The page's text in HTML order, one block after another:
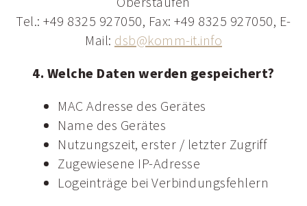
Tel.: +49 8325 927050, Fax: +49 8325 927050, E-
Mail: dsb@komm-it.info
4. Welche Daten werden gespeichert?
MAC Adresse des Gerätes
Name des Gerätes
Nutzungszeit, erster / letzter Zugriff
Zugewiesene IP-Adresse
Logeinträge bei Verbindungsfehlern